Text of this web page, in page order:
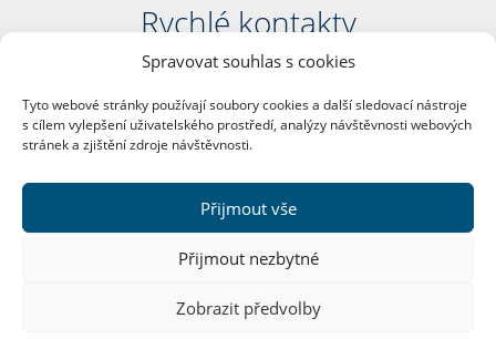
Spravovat souhlas s cookies
Tyto webové stránky používají soubory cookies a další sledovací nástroje
s cílem vylepšení uživatelského prostředí, analýzy návštěvnosti webových
stránek a zjištění zdroje návštěvnosti.
Přijmout vše
Přijmout nezbytné
Zobrazit předvolby
Rychlé kontakty
Filozofická fakulta
nám. Jana Palacha 1/2
116 38 Praha 1
DIČ: CZ00216208
Další kontakty